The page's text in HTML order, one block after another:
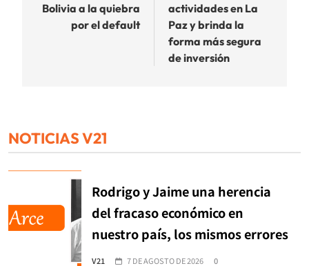
entradas
Bolivia a la quiebra
por el default
actividades en La
Paz y brinda la
forma más segura
de inversión
NOTICIAS V21
Rodrigo y Jaime una herencia
del fracaso económico en
nuestro país, los mismos errores
V21 7 DE AGOSTO DE 2026 0